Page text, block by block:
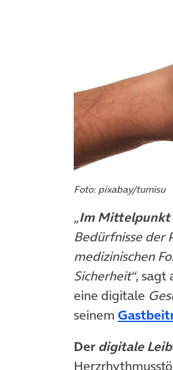
Foto: pixabay/tumisu
„Im Mittelpunkt
Bedürfnisse der
medizinischen
Sicherheit“, sagt
eine digitale
seinem
Der digitale